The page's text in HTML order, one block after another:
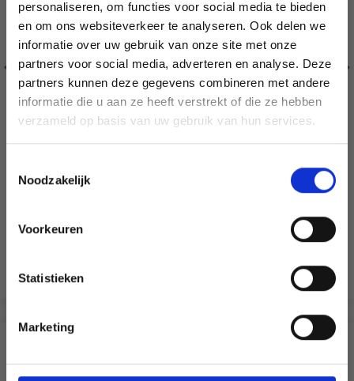
personaliseren, om functies voor social media te bieden
en om ons websiteverkeer te analyseren. Ook delen we
informatie over uw gebruik van onze site met onze
partners voor social media, adverteren en analyse. Deze
partners kunnen deze gegevens combineren met andere
informatie die u aan ze heeft verstrekt of die ze hebben
verzameld op basis van uw gebruik van hun services.
Noodzakelijk
Voorkeuren
Statistieken
Marketing
CLOVER SOFT TOUCH HAAKNAALD (0.5–6.0 MM)
EUR 3.10
Bekijk alle opties
Économisez jusqu'à 50 %
Soyez le premier à connaître nos soldes et
Wil je liever nieuws ontvangen over onze
Nederlands?